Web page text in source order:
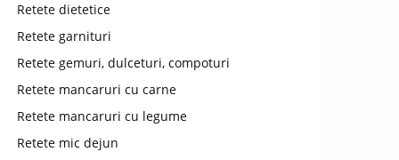
Retete dietetice
Retete garnituri
Retete gemuri, dulceturi, compoturi
Retete mancaruri cu carne
Retete mancaruri cu legume
Retete mic dejun